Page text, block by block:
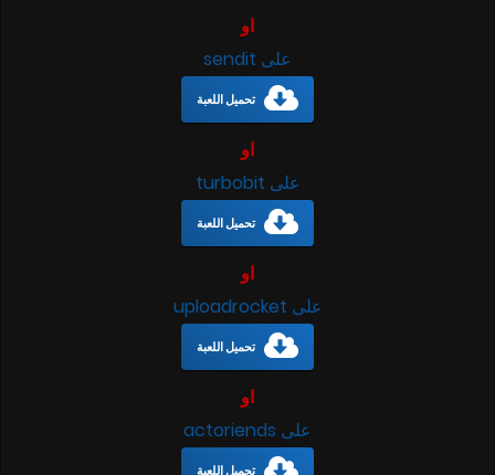
او
على sendit
تحميل اللعبة
او
على turbobit
تحميل اللعبة
او
على uploadrocket
تحميل اللعبة
او
على actoriends
تحميل اللعبة